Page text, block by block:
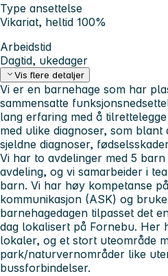
Type ansettelse
Vikariat, heltid 100%
Arbeidstid
Dagtid, ukedager
Vis flere detaljer
Vi er en barnehage som har
sammensatte
lang erfaring med å
med ulike diagnoser, som blant
sjeldne diagnoser,
Vi har to avdelinger med 5
avdeling, og vi samarbeider i
barn. Vi har høy kompetanse
kommunikasjon (ASK) og
barnehagedagen tilpasset det
dag lokalisert på Fornebu. Her
lokaler, og et stort uteområde
park/naturvernområder like
bussforbindelser.